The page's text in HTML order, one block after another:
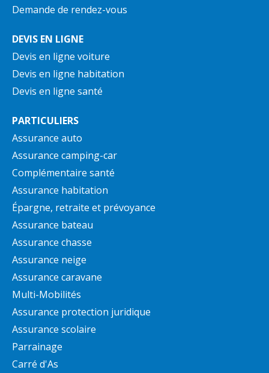
Demande de rendez-vous
DEVIS EN LIGNE
Devis en ligne voiture
Devis en ligne habitation
Devis en ligne santé
PARTICULIERS
Assurance auto
Assurance camping-car
Complémentaire santé
Assurance habitation
Épargne, retraite et prévoyance
Assurance bateau
Assurance chasse
Assurance neige
Assurance caravane
Multi-Mobilités
Assurance protection juridique
Assurance scolaire
Parrainage
Carré d'As